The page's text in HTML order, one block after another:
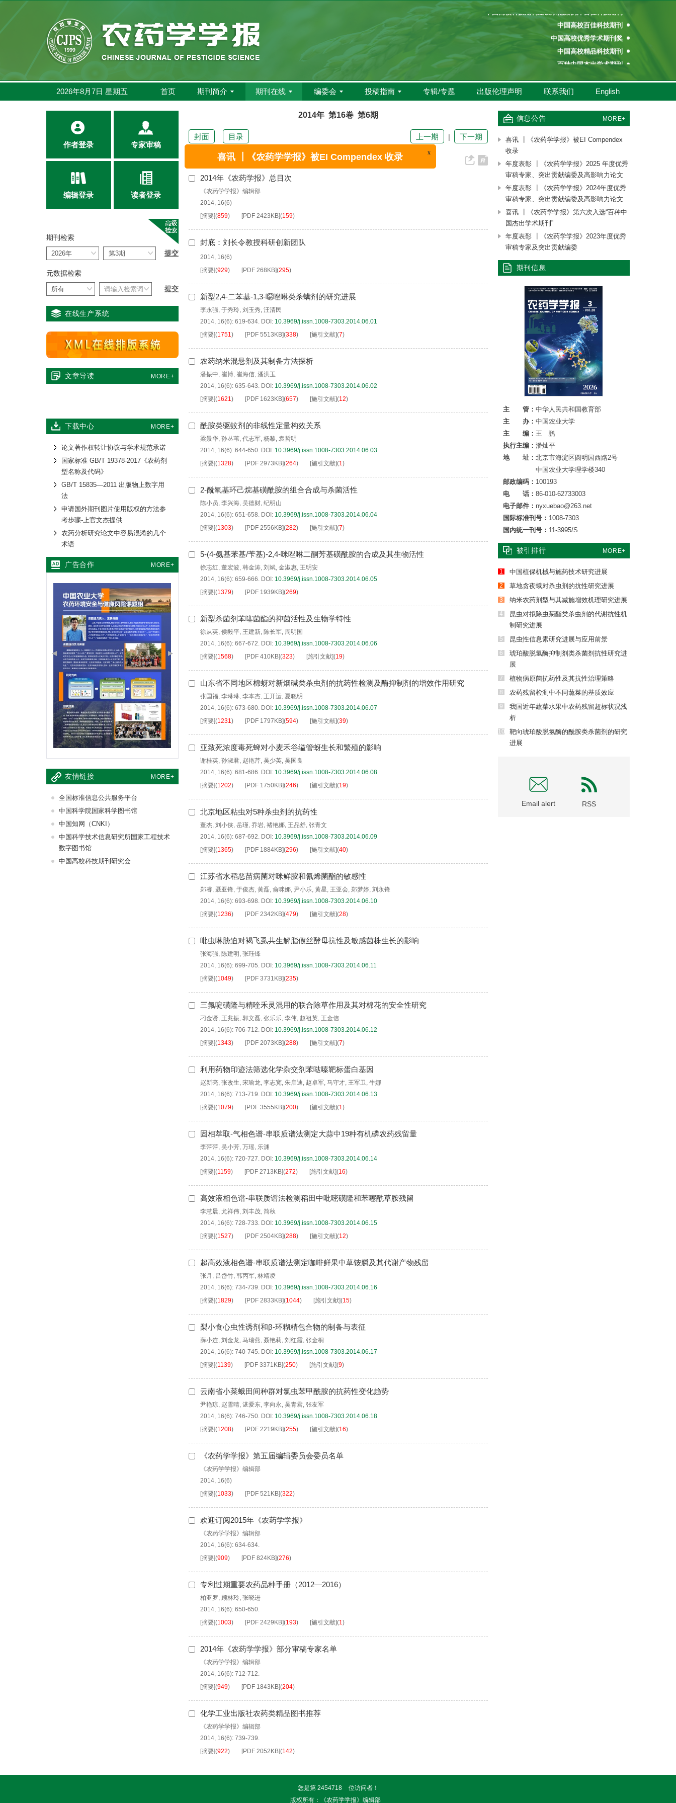
中国高校科技期刊建设示范案例库百佳科技期刊
中国高校百佳科技期刊
中国高校优秀学术期刊奖
中国高校精品科技期刊
百种中国杰出学术期刊
中国高校科技期刊建设示范案例库百佳科技期刊
中国高校百佳科技期刊
中国高校精品科技期刊
2026年8月7日 星期五 首页 期刊简介 期刊在线 编委会 投稿指南 专辑/专题 出版伦理声明 联系我们 English
作者登录 专家审稿
编辑登录 读者登录
期刊检索
元数据检索
在线生产系统
文章导读 MORE+
下载中心 MORE+
论文著作权转让协议与学术规范承诺
国家标准 GB/T 19378-2017《农药剂
型名称及代码》
GB/T 15835—2011 出版物上数字用
法
申请国外期刊图片使用版权的方法参
考步骤-上官文杰提供
农药分析研究论文中容易混淆的几个
术语
广告合作 MORE+
友情链接 MORE+
全国标准信息公共服务平台
中国科学院国家科学图书馆
中国知网（CNKI）
中国科学技术信息研究所国家工程技术
数字图书馆
中国高校科技期刊研究会
2014年 第16卷 第6期
上一期 | 下一期
封面 目录
选择全部
2014年《农药学报》总目次
《农药学学报》编辑部
2014, 16(6)
[摘要](859) [PDF 2423KB](159)
封底：刘长令教授科研创新团队
2014, 16(6)
[摘要](929) [PDF 268KB](295)
新型2,4-二苯基-1,3-噁唑啉类杀螨剂的研究进展
李永强, 于秀玲, 刘玉秀, 汪清民
2014, 16(6): 619-634. DOI: 10.3969/j.issn.1008-7303.2014.06.01
[摘要](1751) [PDF 5513KB](338) [施引文献](7)
农药纳米混悬剂及其制备方法探析
潘振中, 崔博, 崔海信, 潘洪玉
2014, 16(6): 635-643. DOI: 10.3969/j.issn.1008-7303.2014.06.02
[摘要](1621) [PDF 1623KB](657) [施引文献](12)
酰胺类驱蚊剂的非线性定量构效关系
梁景华, 孙丛苇, 代志军, 杨黎, 袁哲明
2014, 16(6): 644-650. DOI: 10.3969/j.issn.1008-7303.2014.06.03
[摘要](1328) [PDF 2973KB](264) [施引文献](1)
2-酰氧基环己烷基磺酰胺的组合合成与杀菌活性
陈小员, 李兴海, 吴德财, 纪明山
2014, 16(6): 651-658. DOI: 10.3969/j.issn.1008-7303.2014.06.04
[摘要](1303) [PDF 2556KB](282) [施引文献](7)
5-(4-氨基苯基/苄基)-2,4-咪唑啉二酮芳基磺酰胺的合成及其生物活性
徐志红, 董宏波, 韩金涛, 刘斌, 金淑惠, 王明安
2014, 16(6): 659-666. DOI: 10.3969/j.issn.1008-7303.2014.06.05
[摘要](1379) [PDF 1939KB](269)
新型杀菌剂苯噻菌酯的抑菌活性及生物学特性
徐从英, 侯毅平, 王建新, 陈长军, 周明国
2014, 16(6): 667-672. DOI: 10.3969/j.issn.1008-7303.2014.06.06
[摘要](1568) [PDF 410KB](323) [施引文献](19)
山东省不同地区棉蚜对新烟碱类杀虫剂的抗药性检测及酶抑制剂的增效作用研究
张国福, 李琳琳, 李本杰, 王开运, 夏晓明
2014, 16(6): 673-680. DOI: 10.3969/j.issn.1008-7303.2014.06.07
[摘要](1231) [PDF 1797KB](594) [施引文献](39)
亚致死浓度毒死蜱对小麦禾谷缢管蚜生长和繁殖的影响
谢桂英, 孙淑君, 赵艳芹, 吴少英, 吴国良
2014, 16(6): 681-686. DOI: 10.3969/j.issn.1008-7303.2014.06.08
[摘要](1202) [PDF 1750KB](246) [施引文献](19)
北京地区粘虫对5种杀虫剂的抗药性
董杰, 刘小侠, 岳瑾, 乔岩, 褚艳娜, 王品舒, 张青文
2014, 16(6): 687-692. DOI: 10.3969/j.issn.1008-7303.2014.06.09
[摘要](1365) [PDF 1884KB](296) [施引文献](40)
江苏省水稻恶苗病菌对咪鲜胺和氰烯菌酯的敏感性
郑睿, 聂亚锋, 于俊杰, 黄磊, 俞咪娜, 尹小乐, 黄星, 王亚会, 郑梦婷, 刘永锋
2014, 16(6): 693-698. DOI: 10.3969/j.issn.1008-7303.2014.06.10
[摘要](1236) [PDF 2342KB](479) [施引文献](28)
吡虫啉胁迫对褐飞虱共生解脂假丝酵母抗性及敏感菌株生长的影响
张海强, 陈建明 , 张珏锋
2014, 16(6): 699-705. DOI: 10.3969/j.issn.1008-7303.2014.06.11
[摘要](1049) [PDF 3731KB](235)
三氟啶磺隆与精喹禾灵混用的联合除草作用及其对棉花的安全性研究
刁金贤, 王兆振, 郭文磊, 张乐乐, 李伟, 赵祖英, 王金信
2014, 16(6): 706-712. DOI: 10.3969/j.issn.1008-7303.2014.06.12
[摘要](1343) [PDF 2073KB](288) [施引文献](7)
利用药物印迹法筛选化学杂交剂苯哒嗪靶标蛋白基因
赵新亮, 张改生, 宋瑜龙, 李志宽, 朱启迪, 赵卓军, 马守才, 王军卫, 牛娜
2014, 16(6): 713-719. DOI: 10.3969/j.issn.1008-7303.2014.06.13
[摘要](1079) [PDF 3555KB](200) [施引文献](1)
固相萃取-气相色谱-串联质谱法测定大蒜中19种有机磷农药残留量
李萍萍, 吴小芳, 万瑶, 乐渊
2014, 16(6): 720-727. DOI: 10.3969/j.issn.1008-7303.2014.06.14
[摘要](1159) [PDF 2713KB](272) [施引文献](16)
高效液相色谱-串联质谱法检测稻田中吡嘧磺隆和苯噻酰草胺残留
李慧晨, 尤祥伟, 刘丰茂, 简秋
2014, 16(6): 728-733. DOI: 10.3969/j.issn.1008-7303.2014.06.15
[摘要](1527) [PDF 2504KB](288) [施引文献](12)
超高效液相色谱-串联质谱法测定咖啡鲜果中草铵膦及其代谢产物残留
张月 , 吕岱竹, 韩丙军, 林靖凌
2014, 16(6): 734-739. DOI: 10.3969/j.issn.1008-7303.2014.06.16
[摘要](1829) [PDF 2833KB](1044) [施引文献](15)
梨小食心虫性诱剂和β-环糊精包合物的制备与表征
薛小连, 刘金龙, 马瑞燕, 聂艳莉, 刘红霞, 张金桐
2014, 16(6): 740-745. DOI: 10.3969/j.issn.1008-7303.2014.06.17
[摘要](1139) [PDF 3371KB](250) [施引文献](9)
云南省小菜蛾田间种群对氯虫苯甲酰胺的抗药性变化趋势
尹艳琼, 赵雪晴, 谌爱东, 李向永, 吴青君, 张友军
2014, 16(6): 746-750. DOI: 10.3969/j.issn.1008-7303.2014.06.18
[摘要](1208) [PDF 2219KB](255) [施引文献](16)
《农药学学报》第五届编辑委员会委员名单
《农药学学报》编辑部
2014, 16(6)
[摘要](1033) [PDF 521KB](322)
欢迎订阅2015年《农药学学报》
《农药学学报》编辑部
2014, 16(6): 634-634.
[摘要](909) [PDF 824KB](276)
专利过期重要农药品种手册（2012—2016）
柏亚罗, 顾林玲, 张晓进
2014, 16(6): 650-650.
[摘要](1003) [PDF 2429KB](193) [施引文献](1)
2014年《农药学学报》部分审稿专家名单
《农药学学报》编辑部
2014, 16(6): 712-712.
[摘要](949) [PDF 1843KB](204)
化学工业出版社农药类精品图书推荐
《农药学学报》编辑部
2014, 16(6): 739-739.
[摘要](922) [PDF 2052KB](142)
信息公告 MORE+
喜讯 ┃《农药学学报》被EI Compendex
收录
年度表彰 ┃《农药学学报》2025 年度优秀
审稿专家、突出贡献编委及高影响力论文
年度表彰 ┃《农药学学报》2024年度优秀
审稿专家、突出贡献编委及高影响力论文
喜讯 ┃《农药学学报》第六次入选“百种中
国杰出学术期刊”
年度表彰 ┃《农药学学报》2023年度优秀
审稿专家及突出贡献编委
期刊信息
主 管： 中华人民共和国教育部
主 办： 中国农业大学
主 编： 王 鹏
执行主编： 潘灿平
地 址： 北京市海淀区圆明园西路2号
中国农业大学理学楼340
邮政编码： 100193
电 话： 86-010-62733003
电子邮件： nyxuebao@263.net
国际标准刊号： 1008-7303
国内统一刊号： 11-3995/S
被引排行 MORE+
1 中国植保机械与施药技术研究进展
2 草地贪夜蛾对杀虫剂的抗性研究进展
3 纳米农药剂型与其减施增效机理研究进展
4
昆虫对拟除虫菊酯类杀虫剂的代谢抗性机
制研究进展
5 昆虫性信息素研究进展与应用前景
6
琥珀酸脱氢酶抑制剂类杀菌剂抗性研究进
展
7 植物病原菌抗药性及其抗性治理策略
8 农药残留检测中不同蔬菜的基质效应
9
我国近年蔬菜水果中农药残留超标状况浅
析
10
靶向琥珀酸脱氢酶的酰胺类杀菌剂的研究
进展
Email alert RSS
您是第 2454718
位访问者！
版权所有：《农药学学报》编辑部
喜讯 ┃《农药学学报》被EI Compendex 收录